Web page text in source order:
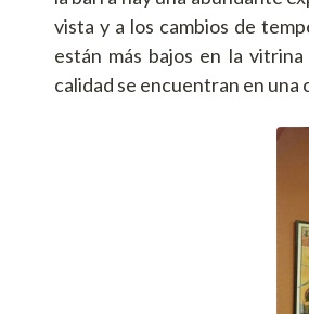
vista y a los cambios de
están más bajos en la
calidad se encuentran en una